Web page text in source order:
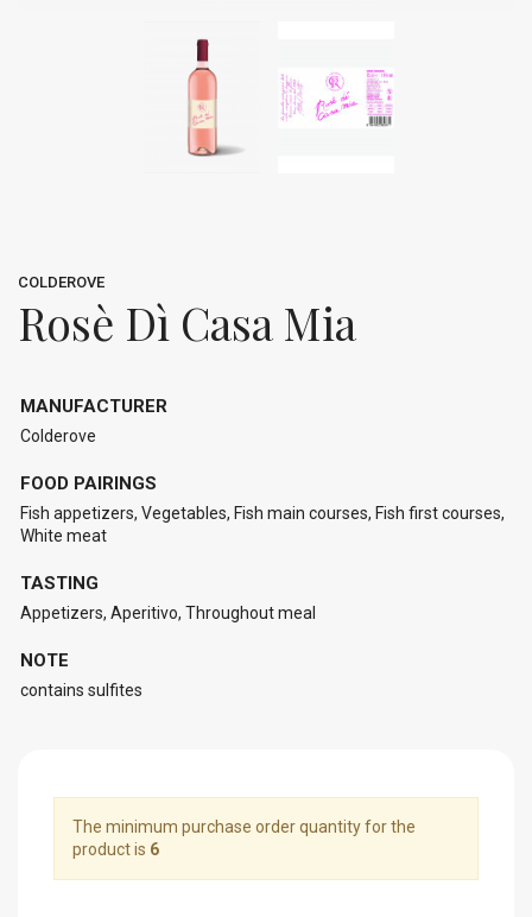
COLDEROVE
Rosè Dì Casa Mia
MANUFACTURER
Colderove
FOOD PAIRINGS
Fish appetizers, Vegetables, Fish main courses, Fish first courses,
White meat
TASTING
Appetizers, Aperitivo, Throughout meal
NOTE
contains sulfites
The minimum purchase order quantity for the
product is 6